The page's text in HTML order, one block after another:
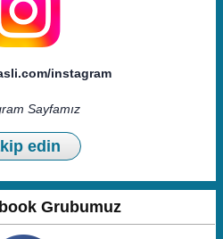
instagram
Sayfamız
edin
Grubumuz